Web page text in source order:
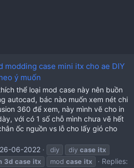
modding case mini itx cho ae DIY
ý muốn
thể loại mod case này nên buồn
autocad, bác nào muốn xem nét chi
360 để xem, này mình vẽ cho in
với có 1 số chỗ mình chưa vẽ hết
ốc nguồn vs lỗ cho lấy gió cho
26-06-2022 diy diy case itx
3d case itx mod case itx
Replies: